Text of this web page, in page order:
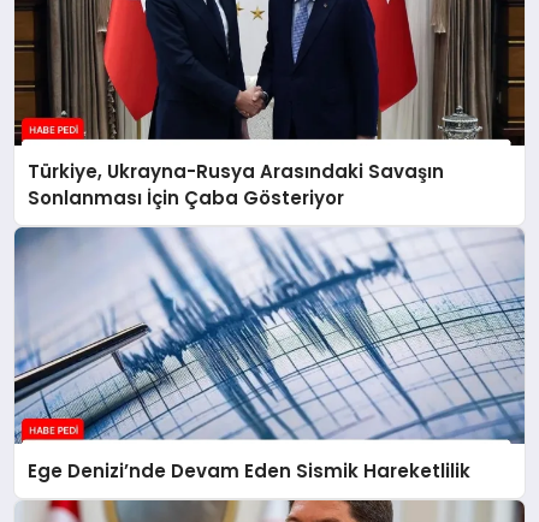
Türkiye, Ukrayna-Rusya Arasındaki Savaşın
Sonlanması İçin Çaba Gösteriyor
Ege Denizi’nde Devam Eden Sismik Hareketlilik